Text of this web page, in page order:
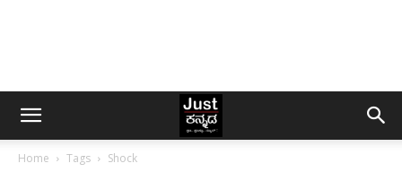
Home Tags Shock